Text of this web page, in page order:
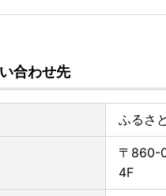
合わせ先
ふるさ
〒860-
4F